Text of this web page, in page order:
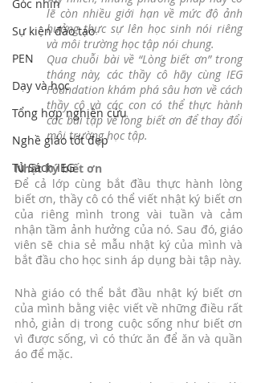
Góc nhìn
Sự kiện đào tạo
PEN
Dạy và học
Tổng hợp nghiên cứu
Nghề giáo tốt đẹp
Tủ Sách IEG
lẽ còn nhiều giới hạn về mức độ ảnh
hưởng thực sự lên học sinh nói riêng
và môi trường học tập nói chung.
Qua chuỗi bài về “Lòng biết ơn” trong
tháng này, các thầy cô hãy cùng IEG
Foundation khám phá sâu hơn về cách
thầy cô và các con có thể thực hành
các bài tập về lòng biết ơn để thay đổi
môi trường học tập.
Nhật ký biết ơn
Để cả lớp cùng bắt đầu thực hành lòng
biết ơn, thầy cô có thể viết nhật ký biết ơn
của riêng mình trong vài tuần và cảm
nhận tầm ảnh hưởng của nó. Sau đó, giáo
viên sẽ chia sẻ mẫu nhật ký của mình và
Nhà giáo có thể bắt đầu nhật ký biết ơn
của mình bằng việc viết về những điều rất
nhỏ, giản dị trong cuộc sống như biết ơn
vì được sống, vì có thức ăn để ăn và quần
áo để mặc.